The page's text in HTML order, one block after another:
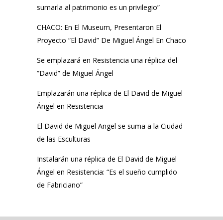
sumarla al patrimonio es un privilegio”
CHACO: En El Museum, Presentaron El
Proyecto “El David” De Miguel Ángel En Chaco
Se emplazará en Resistencia una réplica del
“David” de Miguel Ángel
Emplazarán una réplica de El David de Miguel
Ángel en Resistencia
El David de Miguel Angel se suma a la Ciudad
de las Esculturas
Instalarán una réplica de El David de Miguel
Ángel en Resistencia: “Es el sueño cumplido
de Fabriciano”